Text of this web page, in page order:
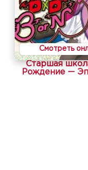
Смотреть
Старшая
Рождение —